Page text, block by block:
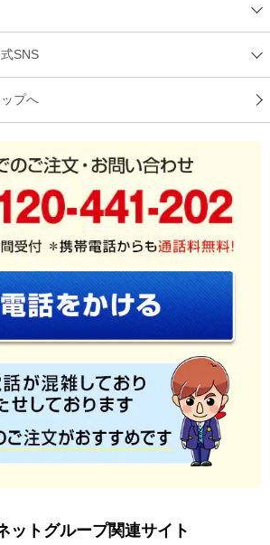
購入されたお客様からのご意見を掲載しておりま
SNS
プへ
ットグループ関連サイト